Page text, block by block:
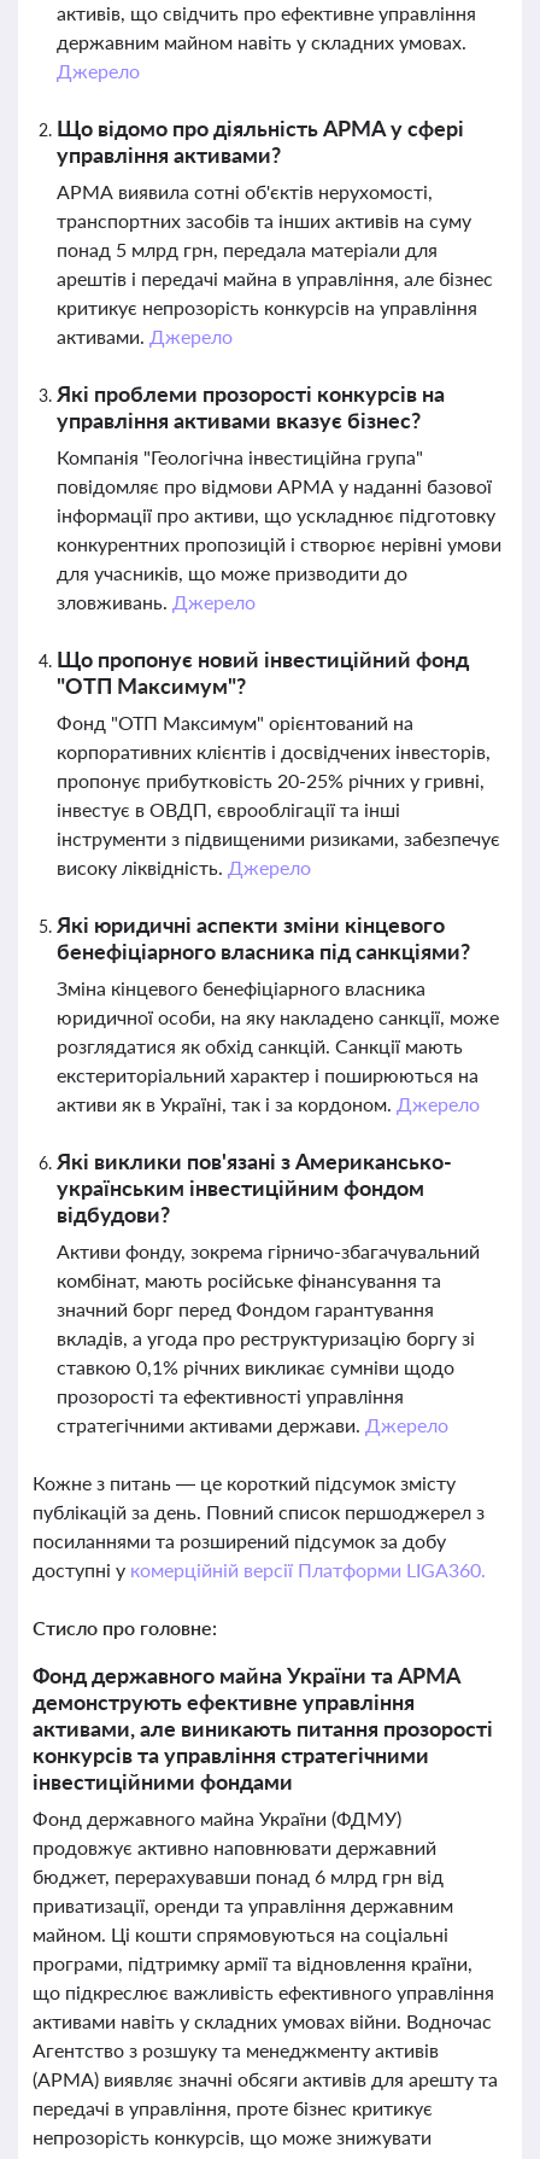
активів, що свідчить про ефективне управління
державним майном навіть у складних умовах.
Джерело
Що відомо про діяльність АРМА у сфері
управління активами?
АРМА виявила сотні об'єктів нерухомості,
транспортних засобів та інших активів на суму
понад 5 млрд грн, передала матеріали для
арештів і передачі майна в управління, але бізнес
критикує непрозорість конкурсів на управління
активами. Джерело
Які проблеми прозорості конкурсів на
управління активами вказує бізнес?
Компанія "Геологічна інвестиційна група"
повідомляє про відмови АРМА у наданні базової
інформації про активи, що ускладнює підготовку
конкурентних пропозицій і створює нерівні умови
для учасників, що може призводити до
зловживань. Джерело
Що пропонує новий інвестиційний фонд
"ОТП Максимум"?
Фонд "ОТП Максимум" орієнтований на
корпоративних клієнтів і досвідчених інвесторів,
пропонує прибутковість 20-25% річних у гривні,
інвестує в ОВДП, єврооблігації та інші
інструменти з підвищеними ризиками, забезпечує
високу ліквідність. Джерело
Які юридичні аспекти зміни кінцевого
бенефіціарного власника під санкціями?
Зміна кінцевого бенефіціарного власника
юридичної особи, на яку накладено санкції, може
розглядатися як обхід санкцій. Санкції мають
екстериторіальний характер і поширюються на
активи як в Україні, так і за кордоном. Джерело
Які виклики пов'язані з Американсько-
українським інвестиційним фондом
відбудови?
Активи фонду, зокрема гірничо-збагачувальний
комбінат, мають російське фінансування та
значний борг перед Фондом гарантування
вкладів, а угода про реструктуризацію боргу зі
ставкою 0,1% річних викликає сумніви щодо
прозорості та ефективності управління
стратегічними активами держави. Джерело
Кожне з питань — це короткий підсумок змісту
публікацій за день. Повний список першоджерел з
посиланнями та розширений підсумок за добу
доступні у комерційній версії Платформи LIGA360.
Стисло про головне:
Фонд державного майна України та АРМА
демонструють ефективне управління
активами, але виникають питання прозорості
конкурсів та управління стратегічними
інвестиційними фондами
Фонд державного майна України (ФДМУ)
продовжує активно наповнювати державний
бюджет, перерахувавши понад 6 млрд грн від
приватизації, оренди та управління державним
майном. Ці кошти спрямовуються на соціальні
програми, підтримку армії та відновлення країни,
що підкреслює важливість ефективного управління
активами навіть у складних умовах війни. Водночас
Агентство з розшуку та менеджменту активів
(АРМА) виявляє значні обсяги активів для арешту та
передачі в управління, проте бізнес критикує
непрозорість конкурсів, що може знижувати